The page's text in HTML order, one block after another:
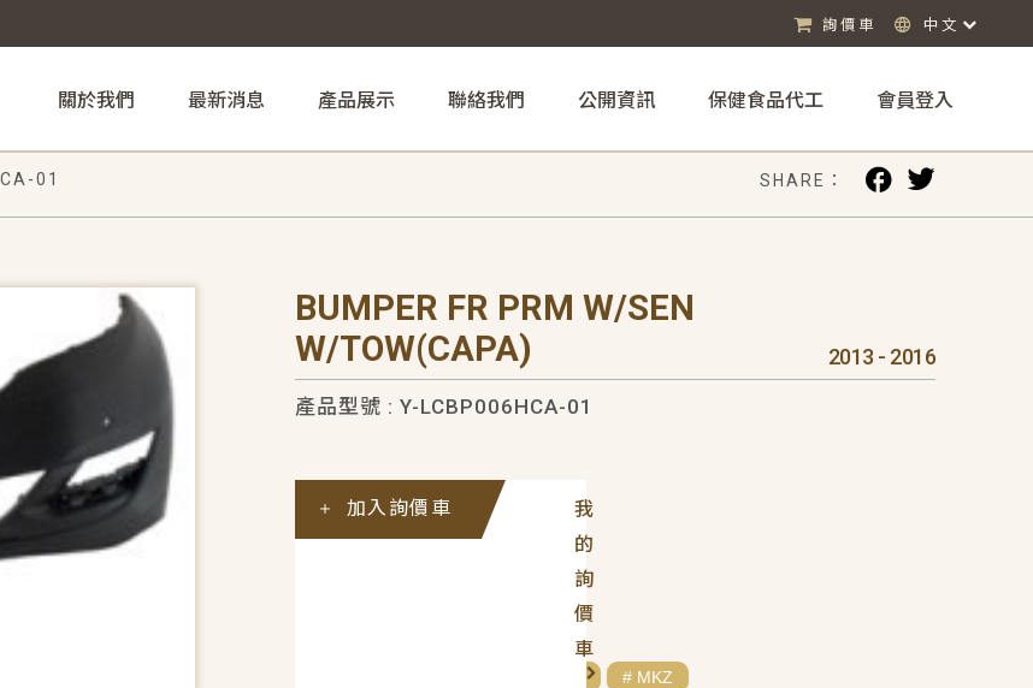
詢價車 中文
關於我們 最新消息 產品展示 聯絡我們 公開資訊 保健食品代工 會員登入
01 SHARE：
BUMPER FR PRM W/SEN
W/TOW(CAPA)
2013 - 2016
產品型號 : Y-LCBP006HCA-01
我
的
詢
價
車
加入詢價車
# MKZ